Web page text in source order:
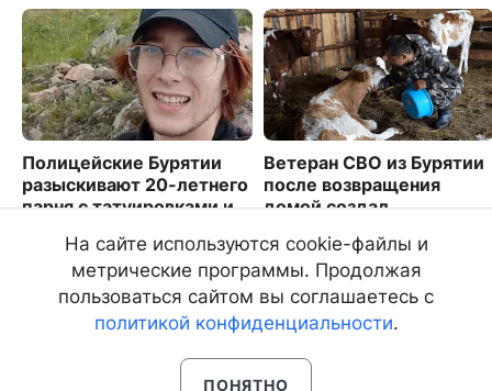
Полицейские Бурятии
разыскивают 20-летнего
парня с татуировками и
Ветеран СВО из Бурятии
после возвращения
домой создал
3825
На сайте используются cookie-файлы и
метрические программы. Продолжая
пользоваться сайтом вы соглашаетесь с
политикой конфиденциальности.
ПОНЯТНО